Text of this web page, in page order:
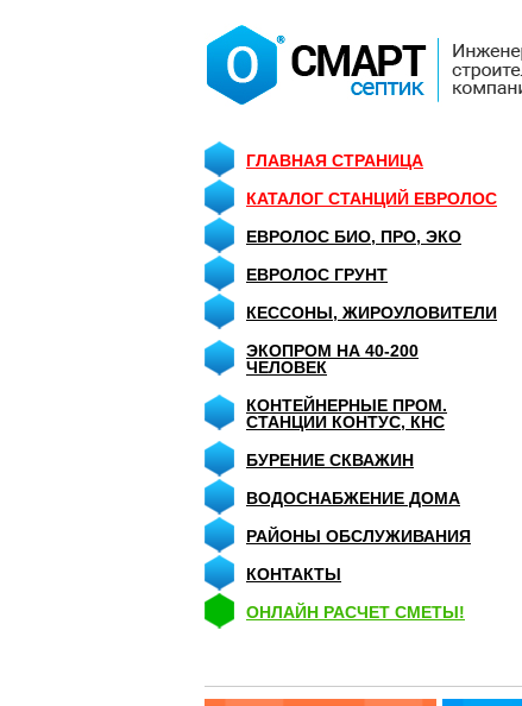
ГЛАВНАЯ СТРАНИЦА
КАТАЛОГ СТАНЦИЙ ЕВРОЛОС
ЕВРОЛОС БИО, ПРО, ЭКО
ЕВРОЛОС ГРУНТ
КЕССОНЫ, ЖИРОУЛОВИТЕЛИ
ЭКОПРОМ НА 40-200
ЧЕЛОВЕК
КОНТЕЙНЕРНЫЕ ПРОМ.
СТАНЦИИ КОНТУС, КНС
БУРЕНИЕ СКВАЖИН
ВОДОСНАБЖЕНИЕ ДОМА
РАЙОНЫ ОБСЛУЖИВАНИЯ
КОНТАКТЫ
ОНЛАЙН РАСЧЕТ СМЕТЫ!